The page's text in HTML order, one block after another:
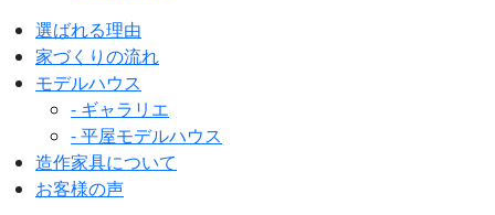
選ばれる理由
家づくりの流れ
モデルハウス
- ギャラリエ
- 平屋モデルハウス
造作家具について
お客様の声